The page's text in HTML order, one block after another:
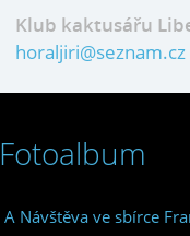
Klub kaktusářu
horaljiri@seznam.cz
Fotoalbum
A Návštěva ve sbírce